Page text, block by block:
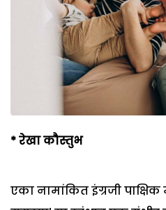
*रेखा कौस्तुभ
एका नामांकित इंग्रजी